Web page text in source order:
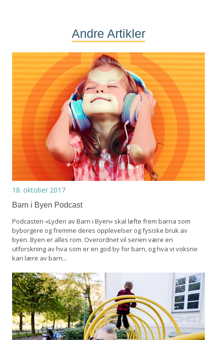
Andre Artikler
18. oktober 2017
Barn i Byen Podcast
Podcasten «Lyden av Barn i Byen» skal løfte frem barna som
byborgere og fremme deres opplevelser og fysiske bruk av
byen. Byen er alles rom. Overordnet vil serien være en
utforskning av hva som er en god by for barn, og hva vi voksne
kan lære av barn...